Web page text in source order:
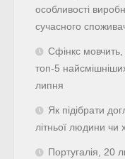
особливості
сучасного
Сфінкс мовчить,
топ-5
липня
Як підібрати
літньої людини чи
Португалія, 20